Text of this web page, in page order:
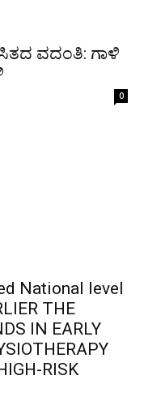
ವದಂತಿ: ಗಾಳಿ
0
National level
THE
IN EARLY
RISK